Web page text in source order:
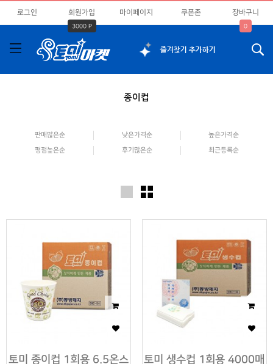
로그인 회원가입
3000 P
마이페이지 쿠폰존 장바구니
0
종이컵
판매많은순 낮은가격순 높은가격순
평점높은순 후기많은순 최근등록순
토미 종이컵 1회용 6.5온스
토미 생수컵 1회용 4000매